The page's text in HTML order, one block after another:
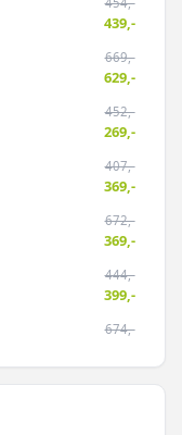
439,-
669,-
629,-
452,-
269,-
407,-
369,-
672,-
369,-
444,-
399,-
674,-
469,-